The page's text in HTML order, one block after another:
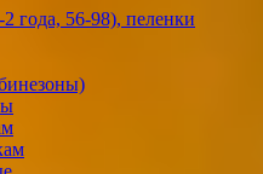
года, 56-98), пеленки